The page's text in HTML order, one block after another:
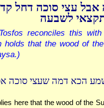
עצי סוכה דחל
לשבעה
reconciles this
holds that the wood of
הכא דמה שעצי סוכה
here that the wood of the